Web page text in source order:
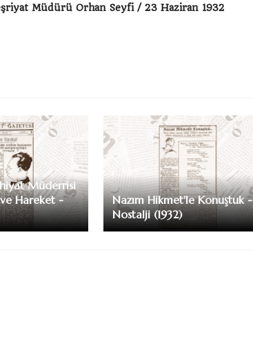
Müdürü Orhan Seyfi / 23 Haziran 1932
Müderrisi
Hareket -
Nazım Hikmet'le Konuştuk -
Nostalji (1932)